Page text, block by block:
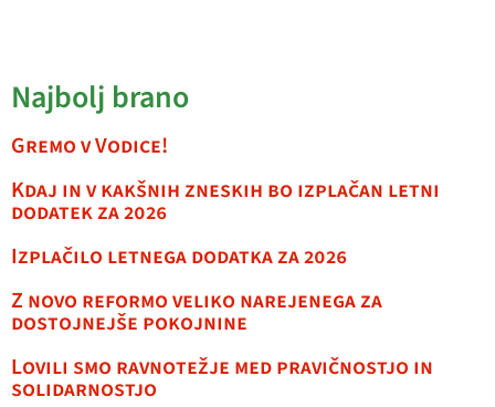
Najbolj brano
Gremo v Vodice!
Kdaj in v kakšnih zneskih bo izplačan letni
dodatek za 2026
Izplačilo letnega dodatka za 2026
Z novo reformo veliko narejenega za
dostojnejše pokojnine
Lovili smo ravnotežje med pravičnostjo in
solidarnostjo